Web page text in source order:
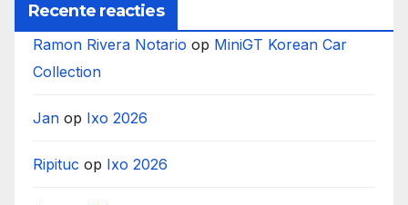
Recente reacties
Ramon Rivera Notario op MiniGT Korean Car
Collection
Jan op Ixo 2026
Ripituc op Ixo 2026